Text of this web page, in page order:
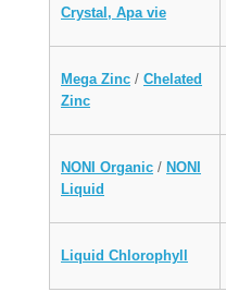
Crystal, Apa vie
Mega Zinc / Chelated
Zinc
NONI Organic / NONI
Liquid
Liquid Chlorophyll